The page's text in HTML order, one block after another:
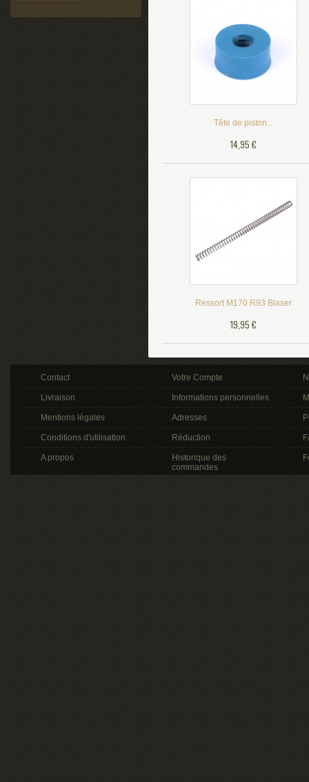
Tête de piston...
14,95 €
Ressort M170 R93 Blaser
19,95 €
Contact
Livraison
Mentions légales
Conditions d'utilisation
A propos
Votre Compte
Informations personnelles
Adresses
Réduction
Historique des
commandes